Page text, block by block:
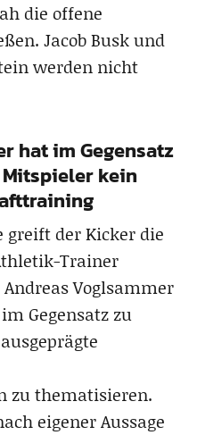
die offene
Jacob Busk und
werden nicht
hat im Gegensatz
kein
greift der Kicker die
Trainer
Voglsammer
Gegensatz zu
zu thematisieren.
eigener Aussage